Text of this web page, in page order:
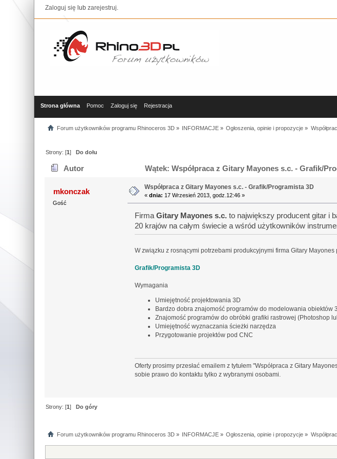
Zaloguj się lubzarejestruj.
Strona główna Pomoc Zaloguj się Rejestracja
Forum użytkowników programu Rhinoceros 3D» INFORMACJE » Ogłoszenia, opinie i propozycje »
Strony: [1]Do dołu
Autor Wątek: Współpraca z Gitary Mayones s.c. - Grafik/
mkonczak
Gość
Współpraca z Gitary Mayones s.c. - Grafik/Programista 3D
« dnia: 17 Wrzesień 2013, godz.12:46 »
FirmaGitary Mayones s.c.to największy producent gitar i
20 krajów na całym świecie a wśród użytkowników
W związku z rosnącymi potrzebami produkcyjnymi firma Gitary
Grafik/Programista 3D
Wymagania
Umiejętność projektowania 3D
Bardzo dobra znajomość programów do modelowania obiektów
Znajomość programów do obróbki grafiki rastrowej (Photoshop
Umiejętność wyznaczania ścieżki narzędza
Przygotowanie projektów pod CNC
Oferty prosimy przesłać emailem z tytułem "Współpraca z Gitary
sobie prawo do kontaktu tylko z wybranymi osobami.
Strony: [1]Do góry
Forum użytkowników programu Rhinoceros 3D» INFORMACJE » Ogłoszenia, opinie i propozycje »